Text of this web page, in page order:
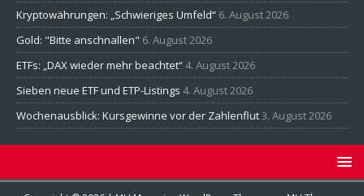
Kryptowährungen: „Schwieriges Umfeld“ 6. August 2026
Gold: "Bitte anschnallen" 6. August 2026
ETFs: „DAX wieder mehr beachtet“4. August 2026
Sieben neue ETF und ETP-Listings 4. August 2026
Wochenausblick: Kursgewinne vor der Zahlenflut3. August 2026